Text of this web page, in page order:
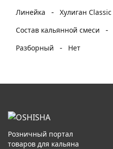
Линейка
- Хулиган Classic
Состав кальянной смеси
-
Разборный
- Нет
Розничный портал
товаров для кальяна